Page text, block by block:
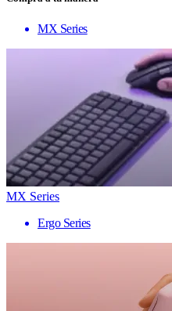
MX Series
MX Series
Ergo Series